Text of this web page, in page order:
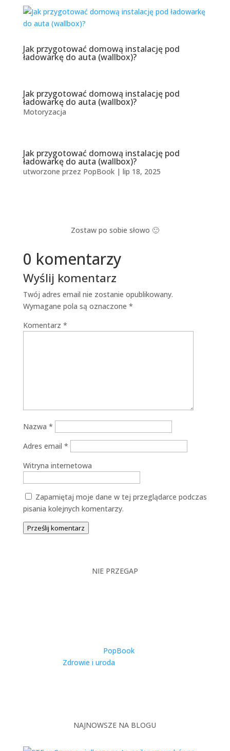
Jak przygotować domową instalację pod
ładowarkę do auta (wallbox)?
Jak przygotować domową instalację pod
ładowarkę do auta (wallbox)?
Motoryzacja
Jak przygotować domową instalację pod
ładowarkę do auta (wallbox)?
utworzone przez PopBook| lip 18, 2025
Zostaw po sobie słowo 🙂
0 komentarzy
Wyślij komentarz
Twój adres email nie zostanie opublikowany.
Wymagane pola są oznaczone *
Komentarz *
Nazwa *
Adres email *
Witryna internetowa
Zapamiętaj moje dane w tej przeglądarce podczas
pisania kolejnych komentarzy.
Prześlij komentarz
NIE PRZEGAP
PopBook|
Zdrowie i uroda
NAJNOWSZE NA BLOGU